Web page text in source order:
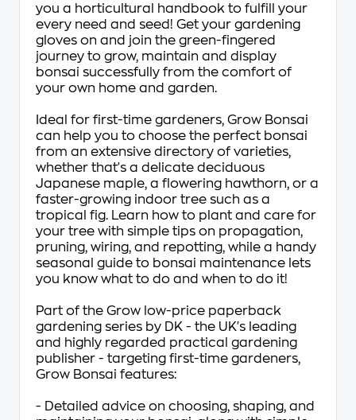
you a horticultural handbook to fulfill your
every need and seed! Get your gardening
gloves on and join the green-fingered
journey to grow, maintain and display
bonsai successfully from the comfort of
your own home and garden.
Ideal for first-time gardeners, Grow Bonsai
can help you to choose the perfect bonsai
from an extensive directory of varieties,
whether that's a delicate deciduous
Japanese maple, a flowering hawthorn, or a
faster-growing indoor tree such as a
tropical fig. Learn how to plant and care for
your tree with simple tips on propagation,
pruning, wiring, and repotting, while a handy
seasonal guide to bonsai maintenance lets
you know what to do and when to do it!
Part of the Grow low-price paperback
gardening series by DK - the UK's leading
and highly regarded practical gardening
publisher - targeting first-time gardeners,
Grow Bonsai features:
- Detailed advice on choosing, shaping, and